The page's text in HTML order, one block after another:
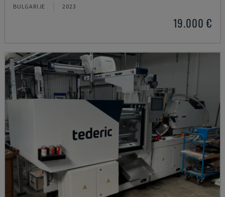
BULGARIJE 2023
19.000 €